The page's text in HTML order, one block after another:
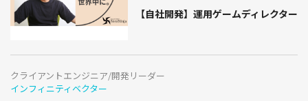
【自社開発】運用ゲームディレクター
クライアントエンジニア/開発リーダー
インフィニティベクター